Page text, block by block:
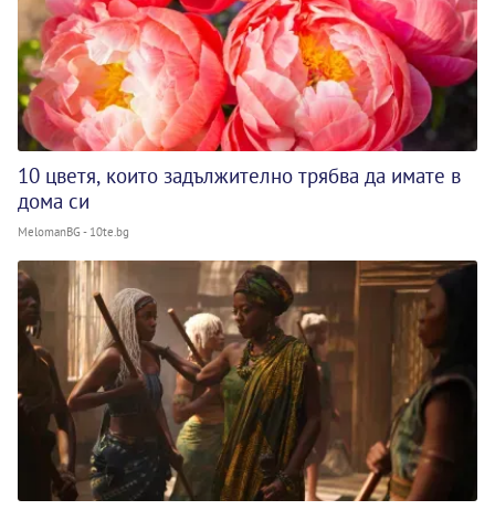
10 цветя, които задължително трябва да имате в
дома си
MelomanBG - 10te.bg